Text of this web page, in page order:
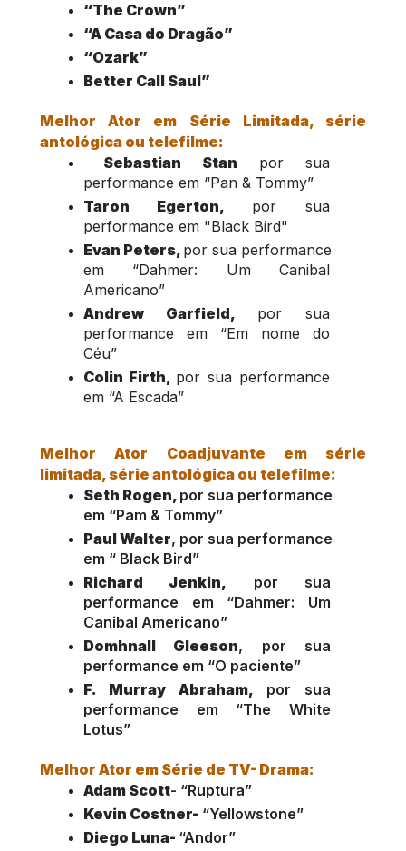
“The Crown”
“A Casa do Dragão”
“Ozark”
Better Call Saul”
Melhor Ator em Série Limitada, série
antológica ou telefilme:
Sebastian Stan por sua
performance em “Pan & Tommy”
Taron Egerton, por sua
performance em "Black Bird"
Evan Peters, por sua performance
em “Dahmer: Um Canibal
Americano”
Andrew Garfield, por sua
performance em “Em nome do
Céu”
Colin Firth, por sua performance
em “A Escada”
Melhor Ator Coadjuvante em série
limitada, série antológica ou telefilme:
Seth Rogen, por sua performance
em “Pam & Tommy”
Paul Walter, por sua performance
em “ Black Bird”
Richard Jenkin, por sua
performance em “Dahmer: Um
Canibal Americano”
Domhnall Gleeson, por sua
performance em “O paciente”
F. Murray Abraham, por sua
performance em “The White
Lotus”
Melhor Ator em Série de TV- Drama:
Adam Scott- “Ruptura”
Kevin Costner- “Yellowstone”
Diego Luna- “Andor”